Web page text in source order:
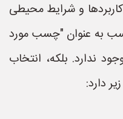
و شرایط محیطی
به عنوان "چسب مورد
ندارد. بلکه، انتخاب
دارد: